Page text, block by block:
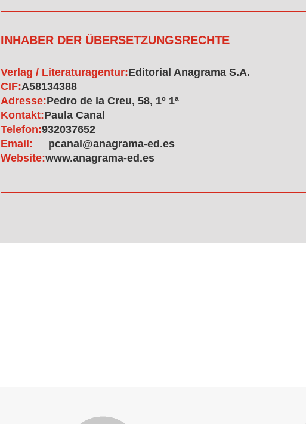
INHABER DER ÜBERSETZUNGSRECHTE
Verlag / Literaturagentur:Editorial Anagrama S.A.
CIF:A58134388
Adresse:Pedro de la Creu, 58, 1º 1ª
Kontakt:Paula Canal
Telefon:932037652
Email:
pcanal@anagrama-ed.es
Website:www.anagrama-ed.es